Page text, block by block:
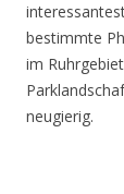
bestimmte
im
neugierig.